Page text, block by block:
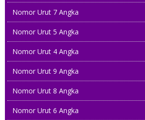
Nomor Urut 7 Angka
Nomor Urut 5 Angka
Nomor Urut 4 Angka
Nomor Urut 9 Angka
Nomor Urut 8 Angka
Nomor Urut 6 Angka